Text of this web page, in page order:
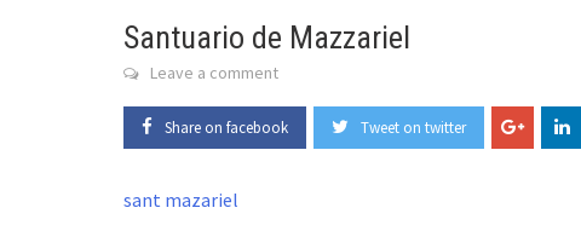
Santuario de Mazzariel
Leave a comment
Share on facebook Tweet on twitter
sant mazariel